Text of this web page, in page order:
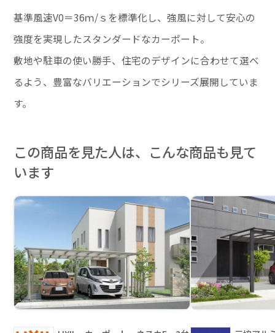
基準風速V0＝36ｍ/ｓを標準化し、強風に対して安心の
強度を実現したスタンダードなカーポート。
敷地や駐車の使い勝手、住宅のデザインに合わせて選べ
るよう、豊富なバリエーションでシリーズ展開していま
す。
この商品を見た人は、こんな商品も見て
います